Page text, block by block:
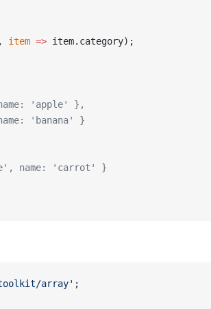
item => item.category);
'apple' },
'banana' }
name: 'carrot' }
array' ;